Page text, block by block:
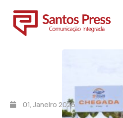
01, Janeiro 2026